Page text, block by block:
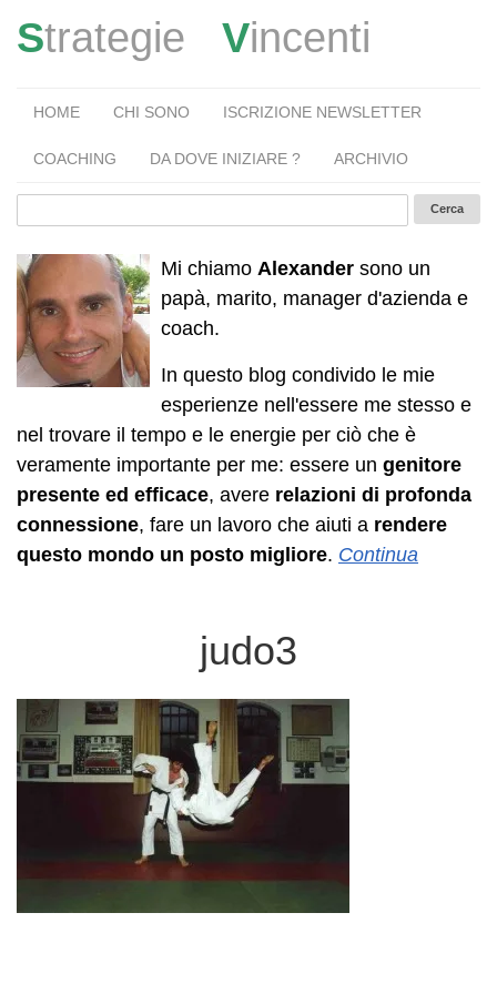
Strategie Vincenti
HOME CHI SONO ISCRIZIONE NEWSLETTER
COACHING DA DOVE INIZIARE ? ARCHIVIO
Mi chiamo Alexander sono un
papà, marito, manager d'azienda e
coach.
In questo blog condivido le mie
esperienze nell'essere me stesso e
nel trovare il tempo e le energie per ciò che è
veramente importante per me: essere un genitore
presente ed efficace, avere relazioni di profonda
connessione, fare un lavoro che aiuti a rendere
questo mondo un posto migliore. Continua
judo3